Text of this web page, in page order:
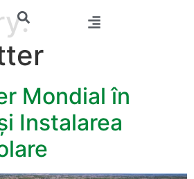
Mondial în
Instalarea